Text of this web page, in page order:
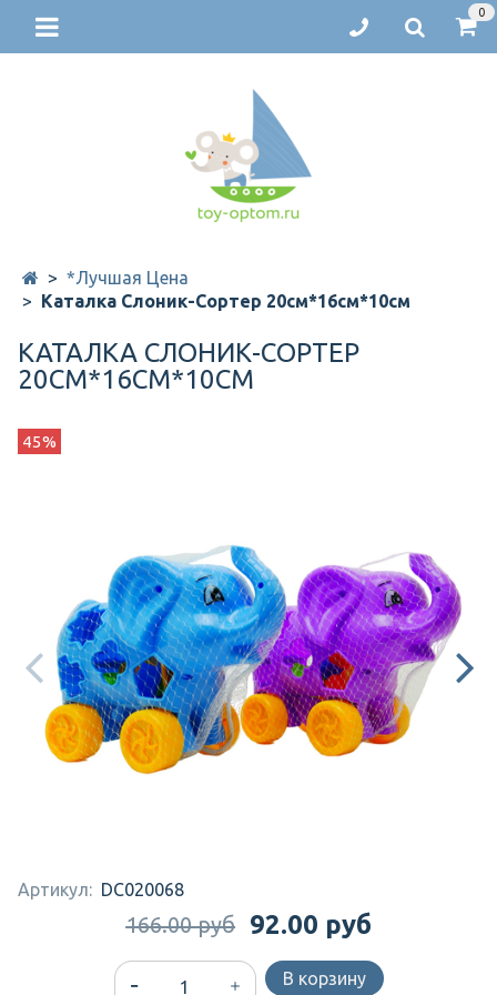
0
*Лучшая Цена
Каталка Слоник-Сортер 20см*16см*10см
КАТАЛКА СЛОНИК-СОРТЕР
20СМ*16СМ*10СМ
45%
Артикул: DC020068
166.00 руб 92.00 руб
В корзину